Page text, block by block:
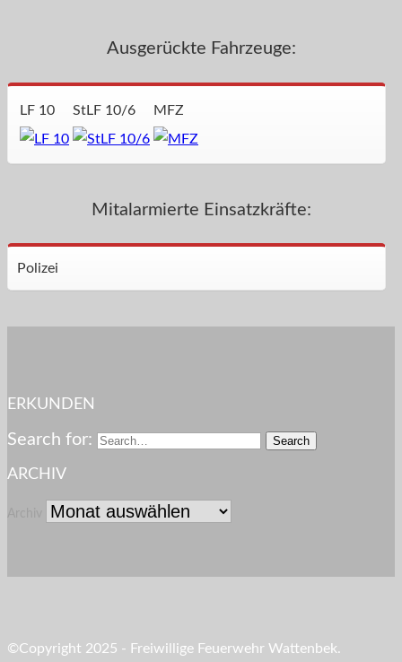
Ausgerückte Fahrzeuge:
LF 10 StLF 10/6 MFZ
Mitalarmierte Einsatzkräfte:
Polizei
ERKUNDEN
Search for:
ARCHIV
©Copyright 2025 - Freiwillige Feuerwehr Wattenbek.